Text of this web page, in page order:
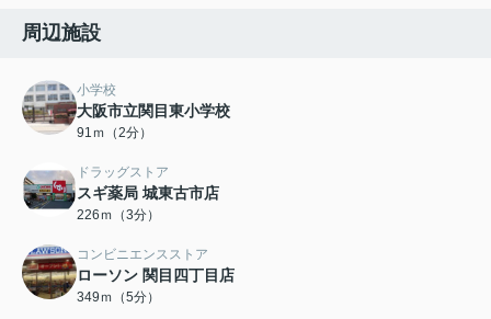
周辺施設
小学校
大阪市立関目東小学校
91ｍ（2分）
ドラッグストア
スギ薬局 城東古市店
226ｍ（3分）
コンビニエンスストア
ローソン 関目四丁目店
349ｍ（5分）